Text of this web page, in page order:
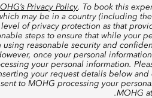
Privacy Policy. To book this
may be in a country (including
of privacy protection as that
steps to ensure that while your
reasonable security and
once your personal
your personal information.
your request details below and
to MOHG processing your
MOHG
.